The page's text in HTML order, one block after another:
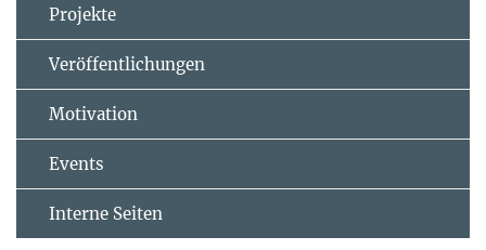
Projekte
Veröffentlichungen
Motivation
Events
Interne Seiten